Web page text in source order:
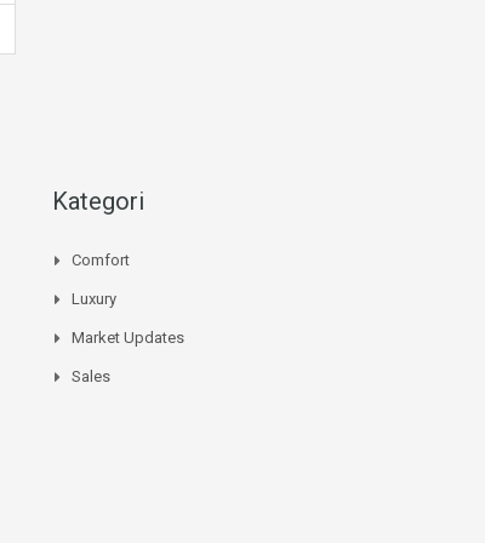
Kategori
Comfort
Luxury
Market Updates
Sales